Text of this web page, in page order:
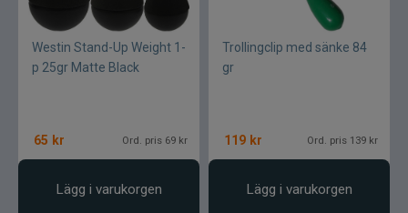
Westin Stand-Up Weight 1-
p 25gr Matte Black
65 kr Ord. pris 69 kr
Lägg i varukorgen
Trollingclip med sänke 84
gr
119 kr Ord. pris 139 kr
Lägg i varukorgen